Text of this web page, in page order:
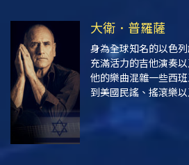
大衛．普羅薩
身為全球知名的以色
充滿活力的吉他演奏
他的樂曲混雜一些西
到美國民謠、搖滾樂